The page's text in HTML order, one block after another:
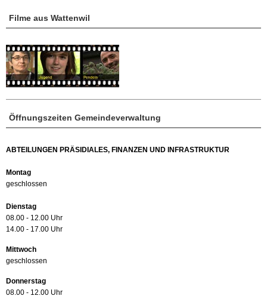
Öffnungszeiten Gemeindeverwaltung
ABTEILUNGEN PRÄSIDIALES, FINANZEN UND INFRASTRUKTUR
Montag
geschlossen
Dienstag
08.00 - 12.00 Uhr
14.00 - 17.00 Uhr
Mittwoch
geschlossen
Donnerstag
08.00 - 12.00 Uhr
Filme aus Wattenwil